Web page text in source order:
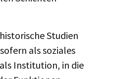
Studien
als soziales
Institution, in die